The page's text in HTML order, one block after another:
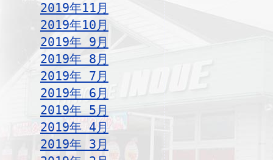
2019年11月
2019年10月
2019年 9月
2019年 8月
2019年 7月
2019年 6月
2019年 5月
2019年 4月
2019年 3月